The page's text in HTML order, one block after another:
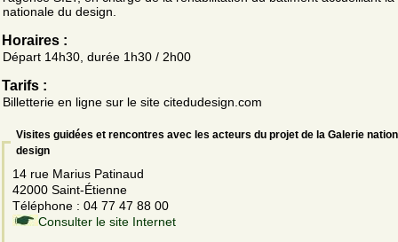
nationale du design.
Horaires :
Départ 14h30, durée 1h30 / 2h00
Tarifs :
Billetterie en ligne sur le site citedudesign.com
Visites guidées et rencontres avec les acteurs du projet de la Galerie
design
14 rue Marius Patinaud
42000 Saint-Étienne
Téléphone : 04 77 47 88 00
Consulter le site Internet